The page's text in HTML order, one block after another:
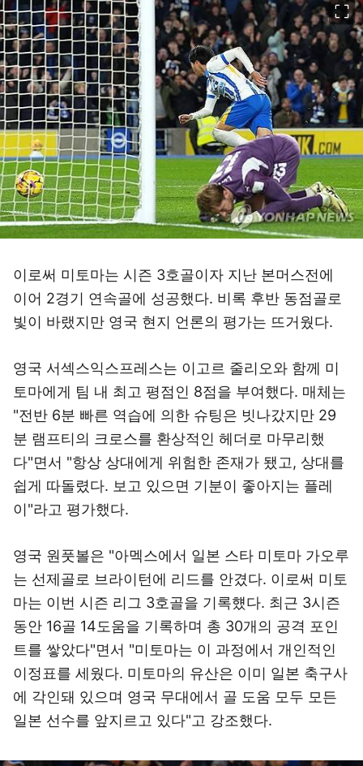
이로써 미토마는 시즌 3호골이자 지난 본머스전에
이어 2경기 연속골에 성공했다. 비록 후반 동점골로
빛이 바랬지만 영국 현지 언론의 평가는 뜨거웠다.
영국 서섹스익스프레스는 이고르 줄리오와 함께 미
토마에게 팀 내 최고 평점인 8점을 부여했다. 매체는
"전반 6분 빠른 역습에 의한 슈팅은 빗나갔지만 29
분 램프티의 크로스를 환상적인 헤더로 마무리했
다"면서 "항상 상대에게 위험한 존재가 됐고, 상대를
쉽게 따돌렸다. 보고 있으면 기분이 좋아지는 플레
이"라고 평가했다.
영국 원풋볼은 "아멕스에서 일본 스타 미토마 가오루
는 선제골로 브라이턴에 리드를 안겼다. 이로써 미토
마는 이번 시즌 리그 3호골을 기록헀다. 최근 3시즌
동안 16골 14도움을 기록하며 총 30개의 공격 포인
트를 쌓았다"면서 "미토마는 이 과정에서 개인적인
이정표를 세웠다. 미토마의 유산은 이미 일본 축구사
에 각인돼 있으며 영국 무대에서 골 도움 모두 모든
일본 선수를 앞지르고 있다"고 강조했다.